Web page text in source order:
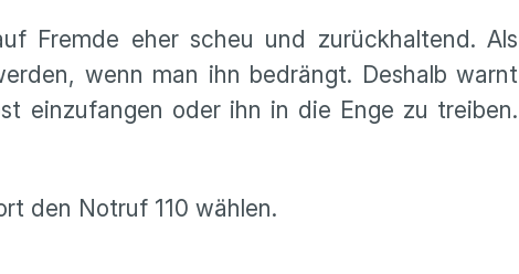
Fremde eher scheu und zurückhaltend. Als
wenn man ihn bedrängt. Deshalb warnt
einzufangen oder ihn in die Enge zu treiben.
den Notruf 110 wählen.